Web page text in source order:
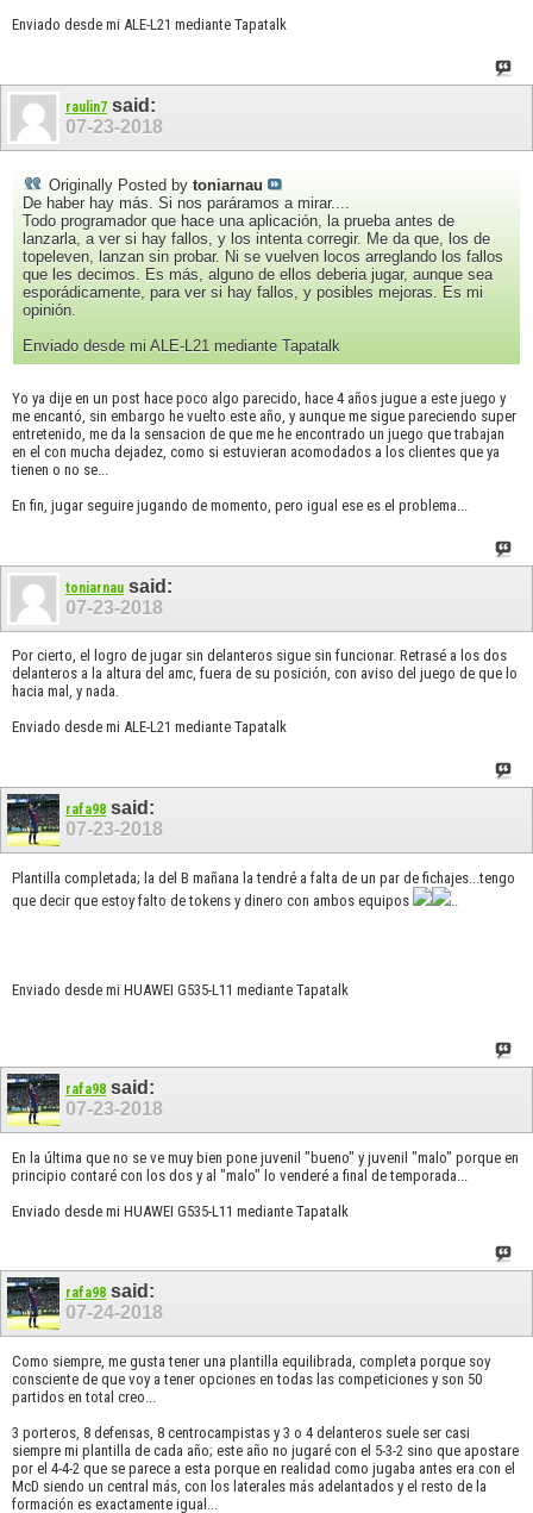
Enviado desde mi ALE-L21 mediante Tapatalk
raulin7 said:
07-23-2018
Originally Posted by toniarnau
De haber hay más. Si nos paráramos a mirar....
Todo programador que hace una aplicación, la prueba antes de
lanzarla, a ver si hay fallos, y los intenta corregir. Me da que, los de
topeleven, lanzan sin probar. Ni se vuelven locos arreglando los fallos
que les decimos. Es más, alguno de ellos deberia jugar, aunque sea
esporádicamente, para ver si hay fallos, y posibles mejoras. Es mi
opinión.
Enviado desde mi ALE-L21 mediante Tapatalk
Yo ya dije en un post hace poco algo parecido, hace 4 años jugue a este juego y
me encantó, sin embargo he vuelto este año, y aunque me sigue pareciendo super
entretenido, me da la sensacion de que me he encontrado un juego que trabajan
en el con mucha dejadez, como si estuvieran acomodados a los clientes que ya
tienen o no se...
En fin, jugar seguire jugando de momento, pero igual ese es el problema...
toniarnau said:
07-23-2018
Por cierto, el logro de jugar sin delanteros sigue sin funcionar. Retrasé a los dos
delanteros a la altura del amc, fuera de su posición, con aviso del juego de que lo
hacia mal, y nada.
Enviado desde mi ALE-L21 mediante Tapatalk
rafa98 said:
07-23-2018
Plantilla completada; la del B mañana la tendré a falta de un par de fichajes...tengo
que decir que estoy falto de tokens y dinero con ambos equipos
Enviado desde mi HUAWEI G535-L11 mediante Tapatalk
rafa98 said:
07-23-2018
En la última que no se ve muy bien pone juvenil "bueno" y juvenil "malo" porque en
principio contaré con los dos y al "malo" lo venderé a final de temporada...
Enviado desde mi HUAWEI G535-L11 mediante Tapatalk
rafa98 said:
07-24-2018
Como siempre, me gusta tener una plantilla equilibrada, completa porque soy
consciente de que voy a tener opciones en todas las competiciones y son 50
partidos en total creo...
3 porteros, 8 defensas, 8 centrocampistas y 3 o 4 delanteros suele ser casi
siempre mi plantilla de cada año; este año no jugaré con el 5-3-2 sino que apostare
por el 4-4-2 que se parece a esta porque en realidad como jugaba antes era con el
McD siendo un central más, con los laterales más adelantados y el resto de la
formación es exactamente igual...